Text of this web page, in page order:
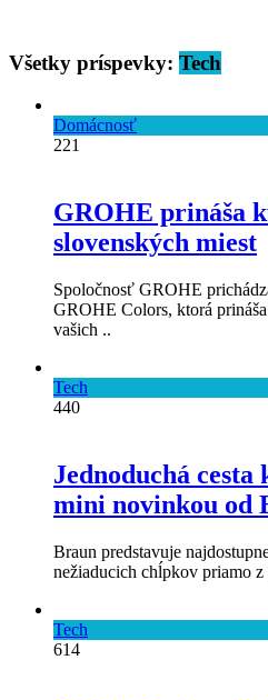
Všetky príspevky: Tech
Domácnosť
221
GROHE prináša
slovenských miest
Spoločnosť GROHE
GROHE Colors, ktorá
vašich ..
Tech
440
Jednoduchá
mini novinkou od
Braun predstavuje
nežiaducich chĺpkov priamo
Tech
614